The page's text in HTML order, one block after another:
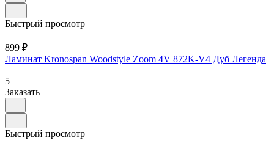
Быстрый просмотр
899 ₽
Ламинат Kronospan Woodstyle Zoom 4V 872K-V4 Дуб Легенда
5
Заказать
Быстрый просмотр